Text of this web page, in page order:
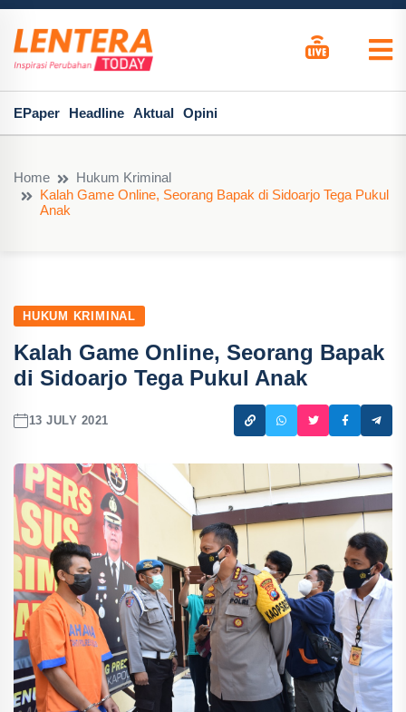
EPaper Headline Aktual Opini
Home
Hukum Kriminal
Kalah Game Online, Seorang Bapak di Sidoarjo Tega Pukul
Anak
HUKUM KRIMINAL
Kalah Game Online, Seorang Bapak
di Sidoarjo Tega Pukul Anak
13 JULY 2021